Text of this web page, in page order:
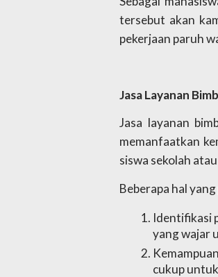
tersebut akan
pekerjaan paruh
Jasa Layanan
Jasa layanan
memanfaatkan
siswa sekolah
Beberapa hal
Identifikasi
yang wajar
cukup